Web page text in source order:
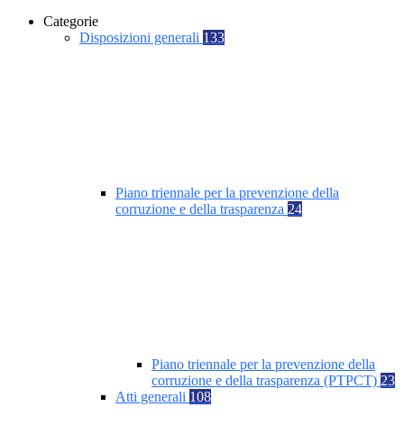
Categorie
Disposizioni generali 133
Piano triennale per la prevenzione della
corruzione e della trasparenza 24
Piano triennale per la prevenzione della
corruzione e della trasparenza (PTPCT) 23
Atti generali 108